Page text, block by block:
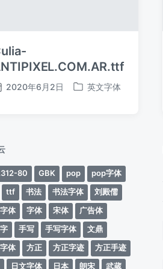
2020年6月2日
发
英文字体
80 GBK pop
pop字体
ttf
书法 书法字体
刘殿儒
体
字体 宋体
广告体
手写 手写字体
文鼎
体
方正 方正字迹
方正手迹
日文字体 日本 朗宋 武蔵